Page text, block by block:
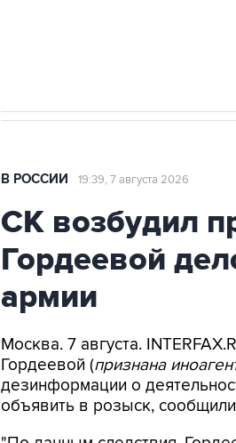
В РОССИИ 19:39, 7 августа 2026
СК возбудил
Гордеевой
армии
Москва. 7 августа.
Гордеевой (признана
дезинформации о
объявить в розыск,